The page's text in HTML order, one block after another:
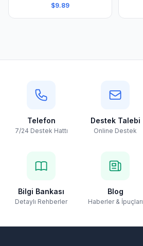
$9.89
Telefon
7/24 Destek Hattı
Destek Talebi
Online Destek
Bilgi Bankası
Detaylı Rehberler
Blog
Haberler & İpuçları